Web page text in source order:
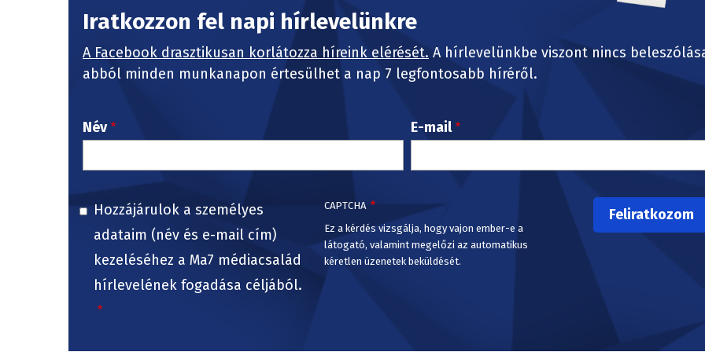
Iratkozzon fel napi hírlevelünkre
A Facebook drasztikusan korlátozza híreink elérését. A hírlevelünkbe viszont nincs
abból minden munkanapon értesülhet a nap 7 legfontosabb híréről.
Név E-mail
Hozzájárulok a személyes
adataim (név és e-mail cím)
kezeléséhez a Ma7 médiacsalád
hírlevelének fogadása céljából.
CAPTCHA
Ez a kérdés vizsgálja, hogy vajon ember-e a
látogató, valamint megelőzi az automatikus
kéretlen üzenetek beküldését.